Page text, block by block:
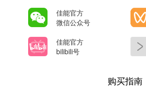
佳能官方
微信公众号
佳能官方
bilibili号
购买指南